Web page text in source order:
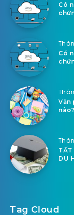
Có
Có
Văn
TẤT
DU
Tag Cloud